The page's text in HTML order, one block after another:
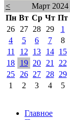
<
Март 2024
Пн Вт Ср Чт Пт
26
27 28 29 1
4
5 6 7 8
11
12 13 14 15
18
19 20 21 22
25
26 27 28 29
1
2 3 4 5
Главное